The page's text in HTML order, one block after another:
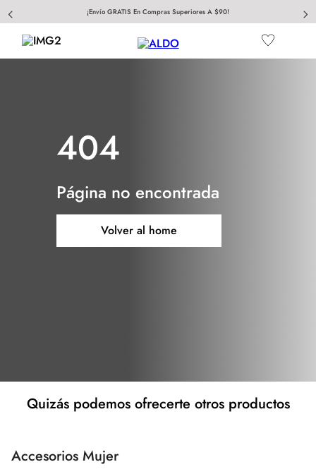
¡Envío GRATIS En Compras Superiores A $90!
404
Página no encontrada
Volver al home
Quizás podemos ofrecerte otros productos
Accesorios Mujer